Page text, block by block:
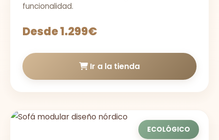
funcionalidad.
Desde 1.299€
Ir a la tienda
ECOLÓGICO